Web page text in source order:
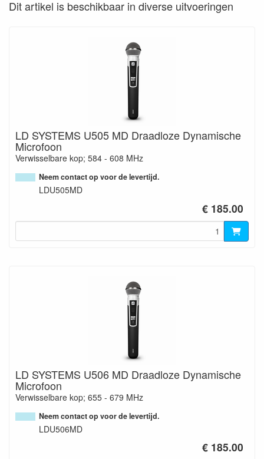
Dit artikel is beschikbaar in diverse uitvoeringen
LD SYSTEMS U505 MD Draadloze Dynamische
Microfoon
Verwisselbare kop; 584 - 608 MHz
Neem contact op voor de levertijd.
LDU505MD
€ 185.00
LD SYSTEMS U506 MD Draadloze Dynamische
Microfoon
Verwisselbare kop; 655 - 679 MHz
Neem contact op voor de levertijd.
LDU506MD
€ 185.00